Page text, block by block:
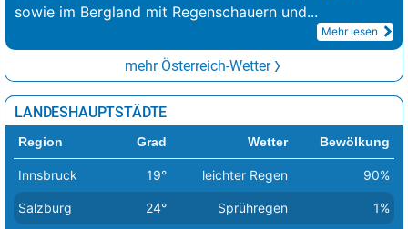
sowie im Bergland mit Regenschauern und...
Mehr lesen
mehr Österreich-Wetter
LANDESHAUPTSTÄDTE
Region Grad Wetter Bewölkung
Innsbruck 19° leichter Regen 90%
Salzburg 24° Sprühregen 1%